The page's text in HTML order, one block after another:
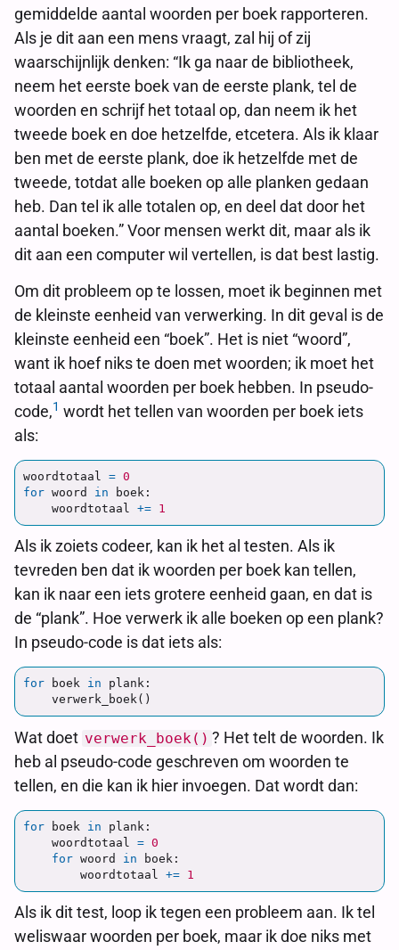
gemiddelde aantal woorden per boek rapporteren.
Als je dit aan een mens vraagt, zal hij of zij
waarschijnlijk denken: “Ik ga naar de bibliotheek,
neem het eerste boek van de eerste plank, tel de
woorden en schrijf het totaal op, dan neem ik het
tweede boek en doe hetzelfde, etcetera. Als ik klaar
ben met de eerste plank, doe ik hetzelfde met de
tweede, totdat alle boeken op alle planken gedaan
heb. Dan tel ik alle totalen op, en deel dat door het
aantal boeken.” Voor mensen werkt dit, maar als ik
dit aan een computer wil vertellen, is dat best lastig.
Om dit probleem op te lossen, moet ik beginnen met
de kleinste eenheid van verwerking. In dit geval is de
kleinste eenheid een “boek”. Het is niet “woord”,
want ik hoef niks te doen met woorden; ik moet het
totaal aantal woorden per boek hebben. In pseudo-
code,1 wordt het tellen van woorden per boek iets
als:
woordtotaal = 0
for woord in boek :
woordtotaal
+= 1
Als ik zoiets codeer, kan ik het al testen. Als ik
tevreden ben dat ik woorden per boek kan tellen,
kan ik naar een iets grotere eenheid gaan, en dat is
de “plank”. Hoe verwerk ik alle boeken op een plank?
In pseudo-code is dat iets als:
for boek in plank :
verwerk_boek()
Wat doet verwerk_boek() ? Het telt de woorden. Ik
heb al pseudo-code geschreven om woorden te
tellen, en die kan ik hier invoegen. Dat wordt dan:
for boek in plank :
woordtotaal
= 0
for woord in boek :
woordtotaal
+= 1
Als ik dit test, loop ik tegen een probleem aan. Ik tel
weliswaar woorden per boek, maar ik doe niks met